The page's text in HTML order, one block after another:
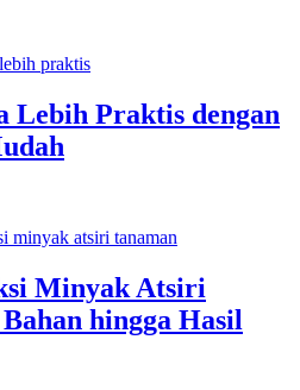
Lebih Praktis dengan
Minyak Atsiri
hingga Hasil